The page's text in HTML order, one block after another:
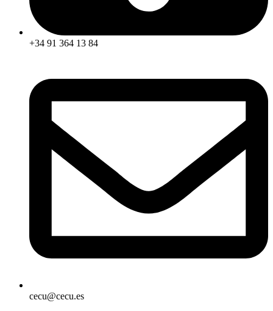
+34 91 364 13 84
cecu@cecu.es